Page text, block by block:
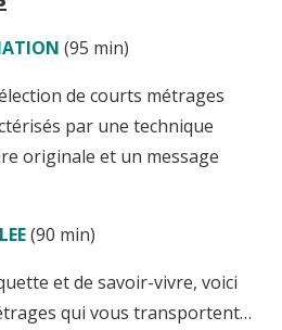
(95 min)
de courts métrages
par une technique
originale et un message
(90 min)
et de savoir-vivre, voici
qui vous transportent…